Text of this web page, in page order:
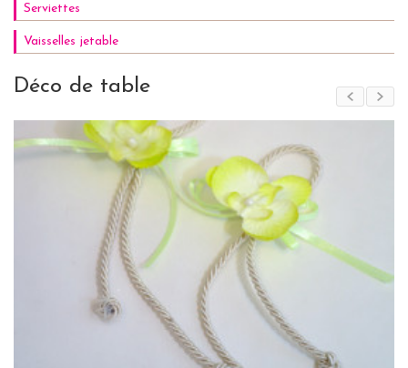
Serviettes
Vaisselles jetable
Déco de table